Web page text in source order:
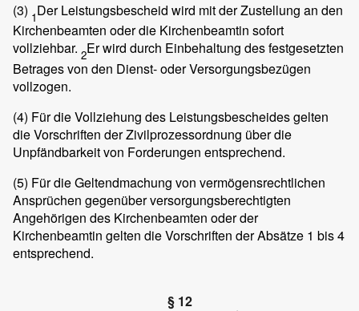
(3) 1Der Leistungsbescheid wird mit der Zustellung an den
Kirchenbeamten oder die Kirchenbeamtin sofort
vollziehbar. 2Er wird durch Einbehaltung des festgesetzten
Betrages von den Dienst- oder Versorgungsbezügen
vollzogen.
(4) Für die Vollziehung des Leistungsbescheides gelten
die Vorschriften der Zivilprozessordnung über die
Unpfändbarkeit von Forderungen entsprechend.
(5) Für die Geltendmachung von vermögensrechtlichen
Ansprüchen gegenüber versorgungsberechtigten
Angehörigen des Kirchenbeamten oder der
Kirchenbeamtin gelten die Vorschriften der Absätze 1 bis 4
entsprechend.
§ 12